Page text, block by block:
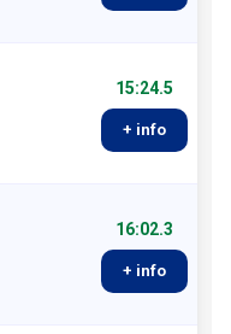
15:24.5
+ info
16:02.3
+ info